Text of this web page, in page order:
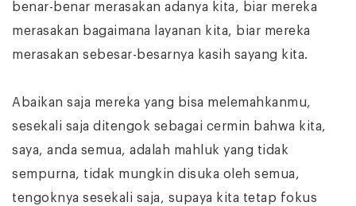
benar-benar merasakan adanya kita, biar mereka
merasakan bagaimana layanan kita, biar mereka
merasakan sebesar-besarnya kasih sayang kita.
Abaikan saja mereka yang bisa melemahkanmu,
sesekali saja ditengok sebagai cermin bahwa kita,
saya, anda semua, adalah mahluk yang tidak
sempurna, tidak mungkin disuka oleh semua,
tengoknya sesekali saja, supaya kita tetap fokus